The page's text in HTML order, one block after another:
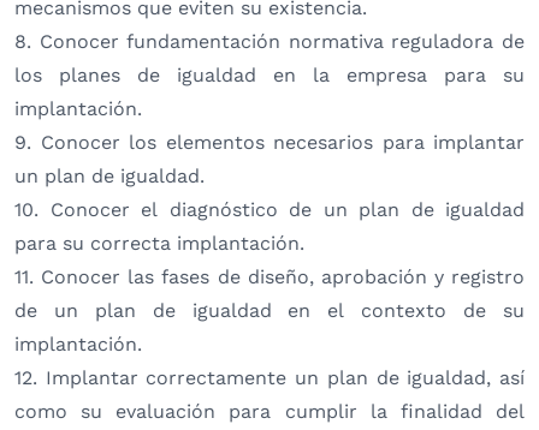
mecanismos que eviten su existencia.
8. Conocer fundamentación normativa reguladora de
los planes de igualdad en la empresa para su
implantación.
9. Conocer los elementos necesarios para implantar
un plan de igualdad.
10. Conocer el diagnóstico de un plan de igualdad
para su correcta implantación.
11. Conocer las fases de diseño, aprobación y registro
de un plan de igualdad en el contexto de su
implantación.
12. Implantar correctamente un plan de igualdad, así
como su evaluación para cumplir la finalidad del